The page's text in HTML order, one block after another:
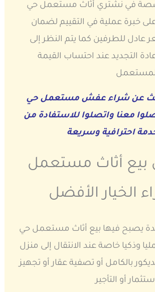
في نشتري أثاث مستعمل حي
خبرة عملية في التقييم لضمان
عادل للطرفين كما يتم النظر إلى
التجديد عند احتساب القيمة
المستعمل
عن شراء عفش مستعمل حي
معنا واتصلوا للاستفادة من
احترافية وسريعة
بيع أثاث مستعمل
الخيار الأفضل
يصبح فيها بيع أثاث مستعمل حي
وذكيا خاصة عند الانتقال إلى منزل
بالكامل أو تصفية عقار أو تجهيز
أو التأجير